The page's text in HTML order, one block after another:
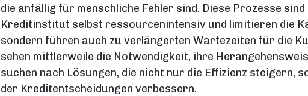
die anfällig für menschliche Fehler sind. Diese Prozesse
Kreditinstitut selbst ressourcenintensiv und limitieren die
sondern führen auch zu verlängerten Wartezeiten für die
sehen mittlerweile die Notwendigkeit, ihre
suchen nach Lösungen, die nicht nur die Effizienz steigern,
der Kreditentscheidungen verbessern.